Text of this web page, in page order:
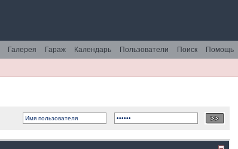
Помощь
Поиск
Пользователи
Календарь
Гараж
Галерея